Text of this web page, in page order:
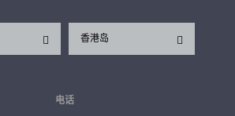
香港岛
电话